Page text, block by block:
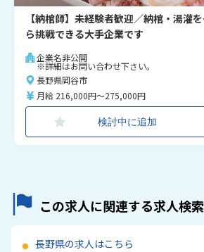
【納棺師】未経験者歓迎／納棺・湯灌
ら挑戦できる大手企業です
企業名非公開
※詳細はお問い合わせ下さい。
長野県岡谷市
月給 216,000円～275,000円
検討中に追加
この求人に関連する求人検索
長野県の求人はこちら